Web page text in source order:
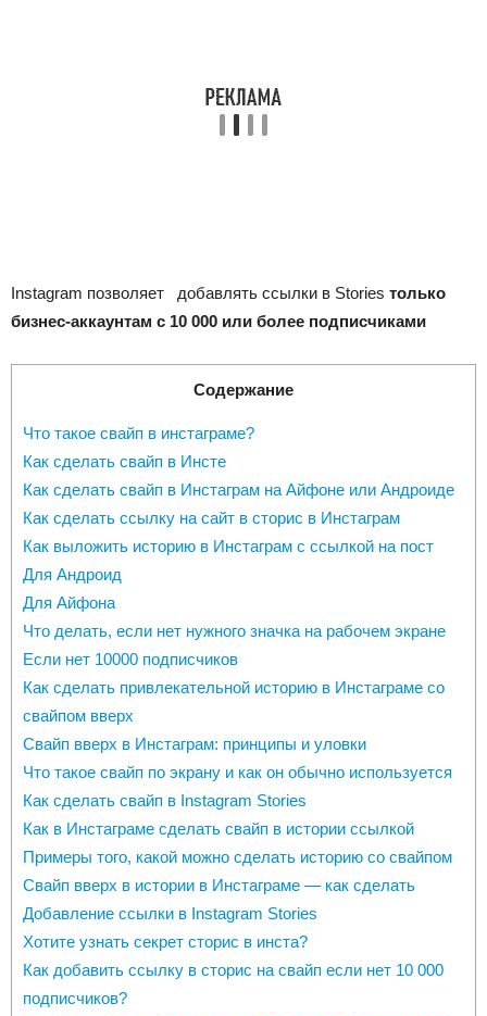
Instagram позволяет добавлять ссылки в Stories только
бизнес-аккаунтам с 10 000 или более подписчиками
Содержание
Что такое свайп в инстаграме?
Как сделать свайп в Инсте
Как сделать свайп в Инстаграм на Айфоне или Андроиде
Как сделать ссылку на сайт в сторис в Инстаграм
Как выложить историю в Инстаграм с ссылкой на пост
Для Андроид
Для Айфона
Что делать, если нет нужного значка на рабочем экране
Если нет 10000 подписчиков
Как сделать привлекательной историю в Инстаграме со
свайпом вверх
Свайп вверх в Инстаграм: принципы и уловки
Что такое свайп по экрану и как он обычно используется
Как сделать свайп в Instagram Stories
Как в Инстаграме сделать свайп в истории ссылкой
Примеры того, какой можно сделать историю со свайпом
Свайп вверх в истории в Инстаграме — как сделать
Добавление ссылки в Instagram Stories
Хотите узнать секрет сторис в инста?
Как добавить ссылку в сторис на свайп если нет 10 000
подписчиков?